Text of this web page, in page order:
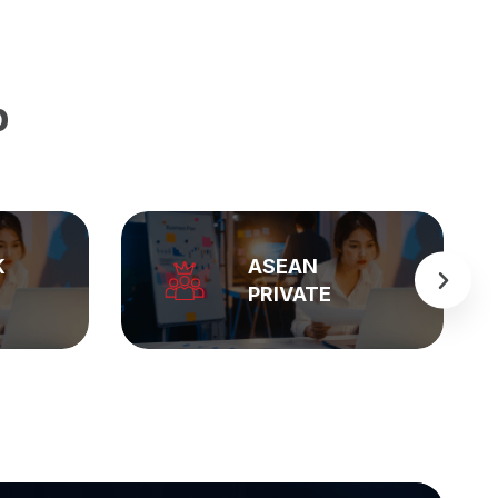
ASEAN
PRIVATE